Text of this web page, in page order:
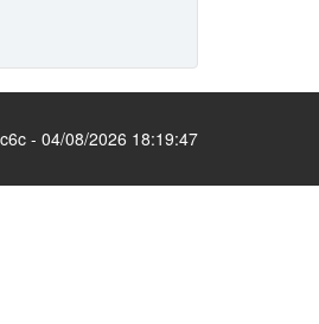
- 04/08/2026 18:19:47